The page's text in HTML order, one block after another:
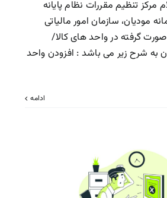
بر اعلام مرکز تنظیم مقررات نظام پایانه
مودیان، سازمان امور مالیاتی
گرفته در واحد های کالا/
به شرح زیر می باشد : افزودن واحد
ادامه